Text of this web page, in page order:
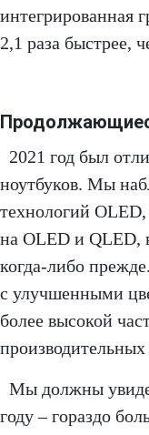
интегрированная
2,1 раза быстрее,
2021 год был
ноутбуков. Мы
технологий
на OLED и QLED,
когда-либо
с улучшенными
более высокой
Мы должны
году – гораздо